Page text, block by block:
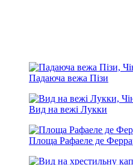
Падаюча вежа Пізи
Вид на вежі Лукки
Площа Рафаеле де